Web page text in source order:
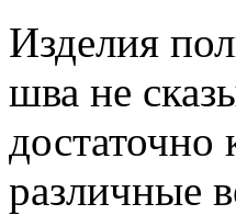
Изделия
шва не
достаточно
различные